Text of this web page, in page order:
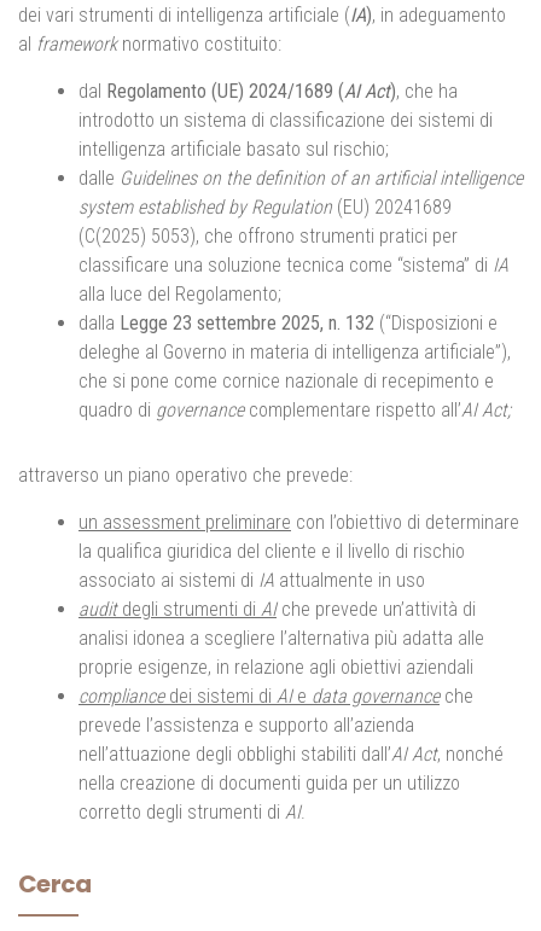
dei vari strumenti di intelligenza artificiale (IA), in adeguamento
al framework normativo costituito:
dal Regolamento (UE) 2024/1689 (AI Act), che ha
introdotto un sistema di classificazione dei sistemi di
intelligenza artificiale basato sul rischio;
dalle Guidelines on the definition of an artificial intelligence
system established by Regulation (EU) 20241689
(C(2025) 5053), che offrono strumenti pratici per
classificare una soluzione tecnica come “sistema” di IA
alla luce del Regolamento;
dalla Legge 23 settembre 2025, n. 132 (“Disposizioni e
deleghe al Governo in materia di intelligenza artificiale”),
che si pone come cornice nazionale di recepimento e
quadro di governancecomplementare rispetto all’AI Act;
attraverso un piano operativo che prevede:
un assessment preliminare con l’obiettivo di determinare
la qualifica giuridica del cliente e il livello di rischio
associato ai sistemi di IA attualmente in uso
audit degli strumenti di AIche prevede un’attività di
analisi idonea a scegliere l’alternativa più adatta alle
proprie esigenze, in relazione agli obiettivi aziendali
compliance dei sistemi di AIe data governanceche
prevede l’assistenza e supporto all’azienda
nell’attuazione degli obblighi stabiliti dall’AI Act, nonché
nella creazione di documenti guida per un utilizzo
corretto degli strumenti di AI.
Cerca